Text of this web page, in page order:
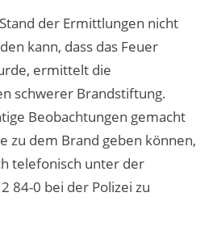
der Ermittlungen nicht
kann, dass das Feuer
ermittelt die
schwerer Brandstiftung.
Beobachtungen gemacht
zu dem Brand geben können,
telefonisch unter der
84-0 bei der Polizei zu